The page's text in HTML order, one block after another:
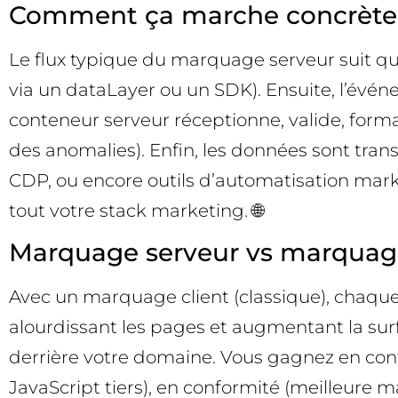
Comment ça marche
Le flux typique du marquage serveur suit
via un dataLayer ou un SDK). Ensuite,
conteneur serveur réceptionne, valide,
des anomalies). Enfin, les données sont
CDP, ou encore outils d’automatisation
tout votre stack marketing. 🌐
Marquage serveur vs
Avec un marquage client (classique),
alourdissant les pages et augmentant la
derrière votre domaine. Vous gagnez en
JavaScript tiers), en conformité (meilleure